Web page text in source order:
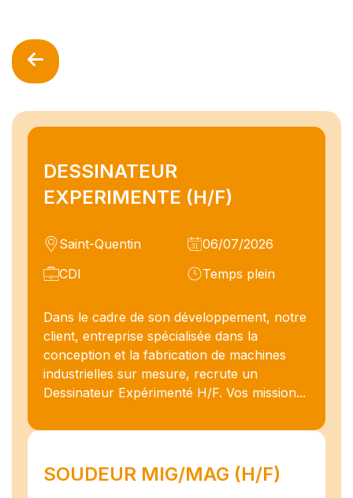
DESSINATEUR
EXPERIMENTE (H/F)
Saint-Quentin
06/07/2026
CDI
Temps plein
Dans le cadre de son développement, notre
client, entreprise spécialisée dans la
conception et la fabrication de machines
industrielles sur mesure, recrute un
Dessinateur Expérimenté H/F. Vos mission...
SOUDEUR MIG/MAG (H/F)